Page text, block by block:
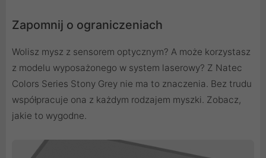
Zapomnij o ograniczeniach
Wolisz mysz z sensorem optycznym? A może korzystasz
z modelu wyposażonego w system laserowy? Z Natec
Colors Series Stony Grey nie ma to znaczenia. Bez trudu
współpracuje ona z każdym rodzajem myszki. Zobacz,
jakie to wygodne.